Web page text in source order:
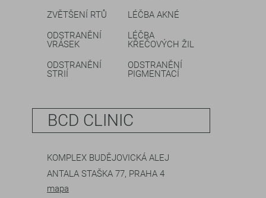
ZVĚTŠENÍ RTŮ
LÉČBA AKNÉ
ODSTRANĚNÍ
VRÁSEK
LÉČBA
KŘEČOVÝCH ŽIL
ODSTRANĚNÍ
STRIÍ
ODSTRANĚNÍ
PIGMENTACÍ
BCD CLINIC
KOMPLEX BUDĚJOVICKÁ ALEJ
ANTALA STAŠKA 77, PRAHA 4
mapa